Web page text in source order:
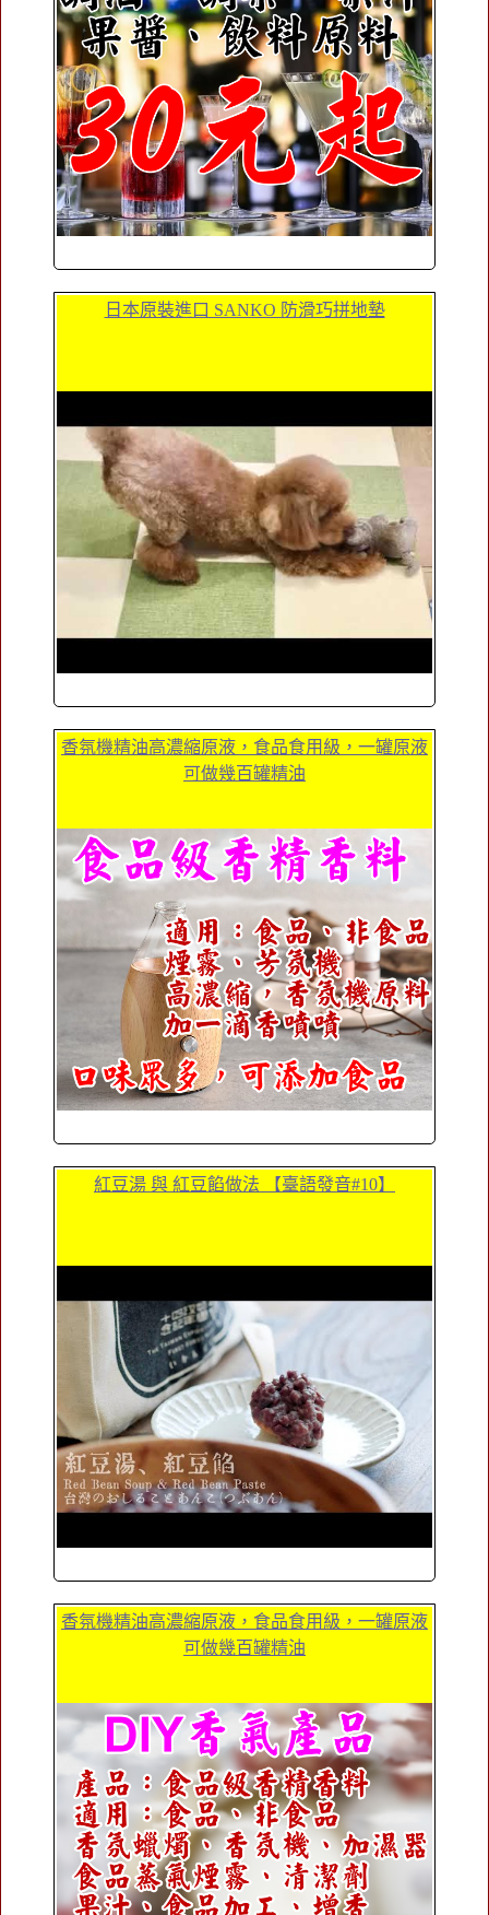
日本原裝進口 SANKO 防滑巧拼地墊
香氛機精油高濃縮原液，食品食用級，一罐原液
可做幾百罐精油
紅豆湯 與 紅豆餡做法 【臺語發音#10】
香氛機精油高濃縮原液，食品食用級，一罐原液
可做幾百罐精油